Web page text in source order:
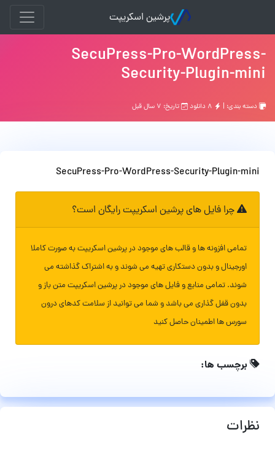
پرشین اسکریپت
SecuPress-Pro-WordPress-
Security-Plugin-mini
دسته بندی: | تاریخ: ۷ سال قبل
SecuPress-Pro-WordPress-Security-Plugin-mini
چرا فایل های پرشین اسکریپت رایگان است؟
تمامی افزونه ها و قالب های موجود در پرشین اسکریپت به صورت کاملا
اورجینال و بدون دستکاری تهیه می شوند و به اشتراک گذاشته می
شوند. تمامی منابع و فایل های موجود در پرشین اسکریپت متن باز و
بدون قفل گذاری می باشد و شما می توانید از سلامت کدهای درون
سورس ها اطمینان حاصل کنید
برچسب ها:
نظرات